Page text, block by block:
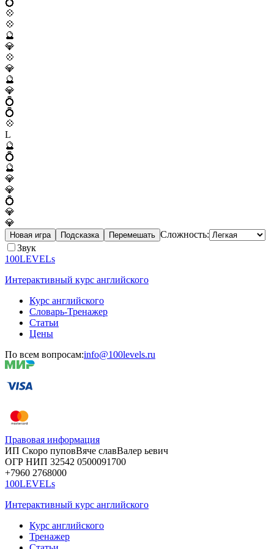
💍
💠
💠
🔮
💎
💠
💎
🔮
💎
💍
💍
💠
L
🔮
💍
🔮
💎
💎
💍
💎
💎
Новая игра Подсказка Перемешать Сложность:
Звук
100LEVELs
Интерактивный курс английского
Курс английского
Словарь-Тренажер
Статьи
Цены
По всем вопросам:info@100levels.ru
Правовая информация
ИП Скоро пуповВяче славВалер ьевич
ОГР НИП 32542 0500091700
+7960 2768000
100LEVELs
Интерактивный курс английского
Курс английского
Тренажер